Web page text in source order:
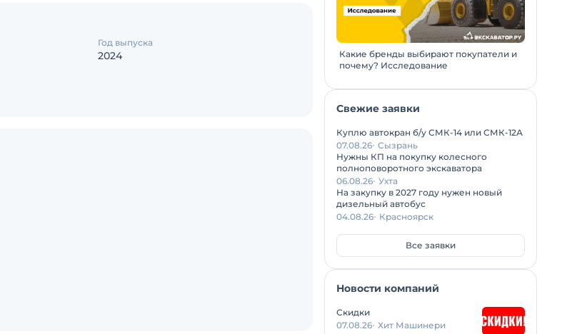
Год выпуска
2024
Какие бренды выбирают покупатели и
почему? Исследование
Свежие заявки
Куплю автокран б/у СМК-14 или СМК-12А
07.08.26 Сызрань
Нужны КП на покупку колесного
полноповоротного экскаватора
06.08.26 Ухта
На закупку в 2027 году нужен новый
дизельный автобус
04.08.26 Красноярск
Все заявки
Новости компаний
Скидки
07.08.26 Хит Машинери